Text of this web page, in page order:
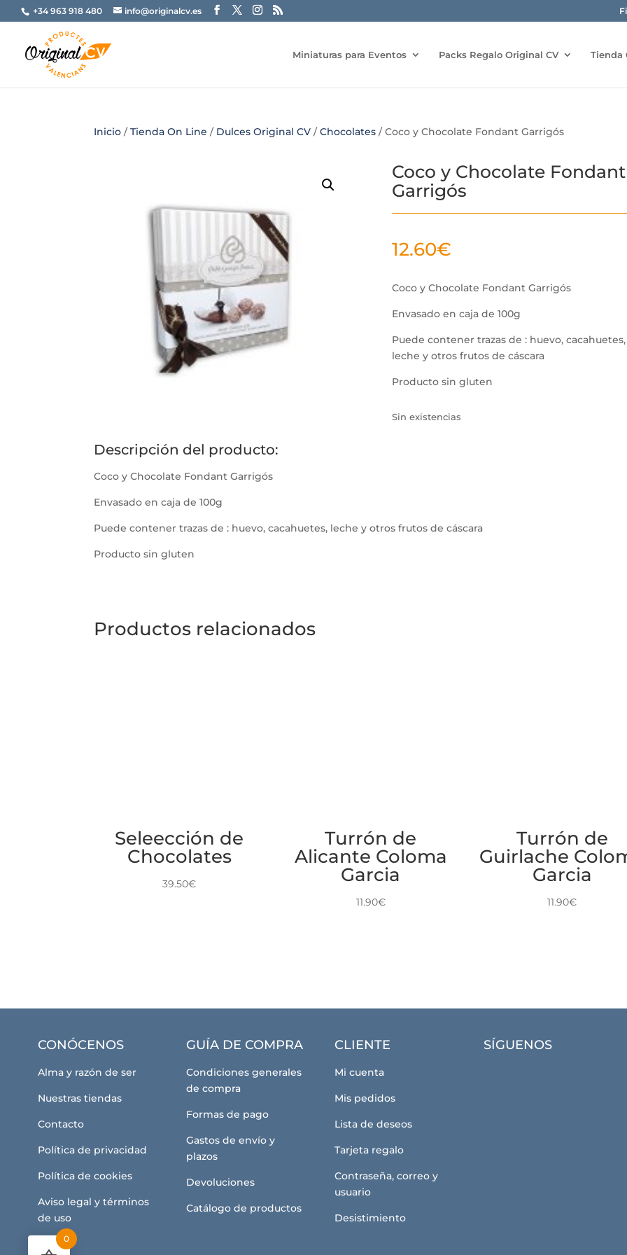
+34 963 918 480 info@originalcv.es
Miniaturas para Eventos Packs Regalo Original CV Tienda
Inicio /Tienda On Line / Dulces Original CV /Chocolates / Coco y Chocolate Fondant Garrigós
Coco y Chocolate Fondant
Garrigós
12.60€
Coco y Chocolate Fondant Garrigós
Envasado en caja de 100g
Puede contener trazas de : huevo, cacahuetes,
leche y otros frutos de cáscara
Producto sin gluten
Sin existencias
Descripción del producto:
Coco y Chocolate Fondant Garrigós
Envasado en caja de 100g
Puede contener trazas de : huevo, cacahuetes, leche y otros frutos de cáscara
Producto sin gluten
Productos relacionados
Seleección de
Chocolates
39.50€
Turrón de
Alicante Coloma
Garcia
11.90€
Turrón de
Guirlache
Garcia
11.90€
CONÓCENOS
Alma y razón de ser
Nuestras tiendas
Contacto
Política de privacidad
Política de cookies
Aviso legal y términos
de uso
GUÍA DE COMPRA
Condiciones generales
de compra
Formas de pago
Gastos de envío y
plazos
Devoluciones
Catálogo de productos
CLIENTE
Mi cuenta
Mis pedidos
Lista de deseos
Tarjeta regalo
Contraseña, correo y
usuario
Desistimiento
SÍGUENOS
0